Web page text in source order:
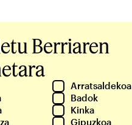
Berriaren
Arratsaldekoa
Badok
Kinka
Gipuzkoa